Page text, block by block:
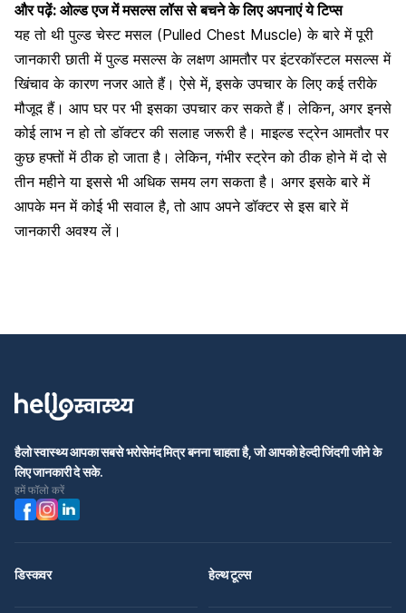
और पढ़ें: ओल्ड एज में मसल्स लॉस से बचने के लिए अपनाएं ये टिप्स
यह तो थी पुल्ड चेस्ट मसल (Pulled Chest Muscle) के बारे में पूरी
जानकारी छाती में पुल्ड मसल्स के लक्षण आमतौर पर इंटरकॉस्टल मसल्स में
खिंचाव के कारण नजर आते हैं। ऐसे में, इसके उपचार के लिए कई तरीके
मौजूद हैं। आप घर पर भी इसका उपचार कर सकते हैं। लेकिन, अगर इनसे
कोई लाभ न हो तो डॉक्टर की सलाह जरूरी है।माइल्ड स्ट्रेन आमतौर पर
कुछ हफ्तों में ठीक हो जाता है। लेकिन, गंभीर स्ट्रेन को ठीक होने में दो से
तीन महीने या इससे भी अधिक समय लग सकता है। अगर इसके बारे में
आपके मन में कोई भी सवाल है, तो आप अपने डॉक्टर से इस बारे में
जानकारी अवश्य लें।
हैलो स्वास्थ्य आपका सबसे भरोसेमंद मित्र बनना चाहता है, जो आपको हेल्दी जिंदगी जीने के
लिए जानकारी दे सके.
हमें फॉलो करें
डिस्कवर हेल्थ टूल्स